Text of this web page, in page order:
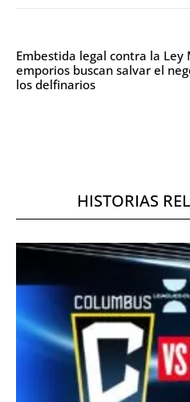
Embestida legal contra la Ley
emporios buscan salvar el
los delfinarios
HISTORIAS